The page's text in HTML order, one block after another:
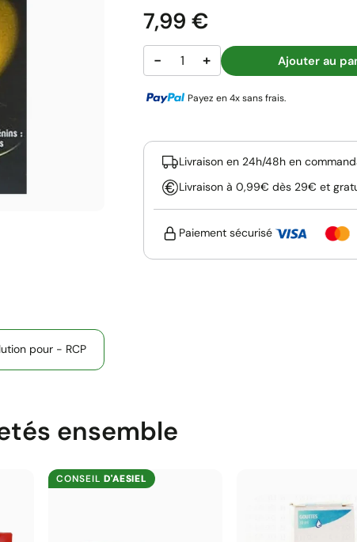
pour - RCP
Prix
7,99 €
− + Ajouter au
Payez en 4x sans frais.
Livraison en 24h/48h en
Livraison à 0,99€ dès 29€ et
Paiement sécurisé
ensemble
CONSEILD'AESIEL